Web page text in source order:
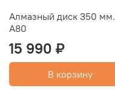
Алмазный диск 350 мм.
А80
15 990 ₽
В корзину